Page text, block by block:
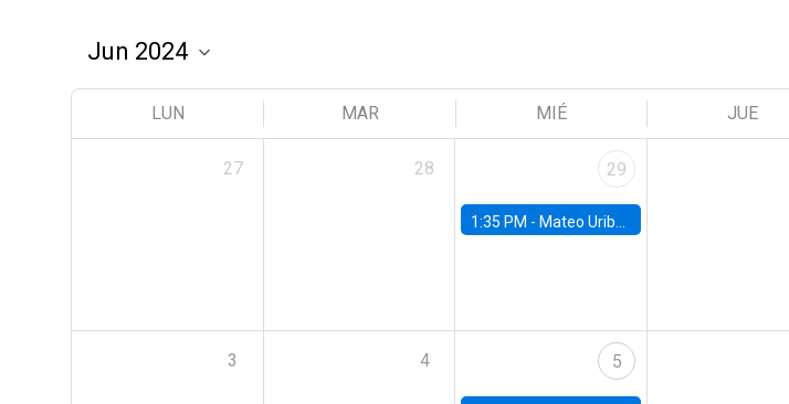
LUN MAR MIÉ JUE
27 28 29
1:35 PM - Mateo Uribe-Castro, Universidad de los Andes (Colombia)
3 4 5